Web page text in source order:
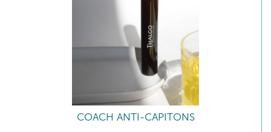
COACH ANTI-CAPITONS